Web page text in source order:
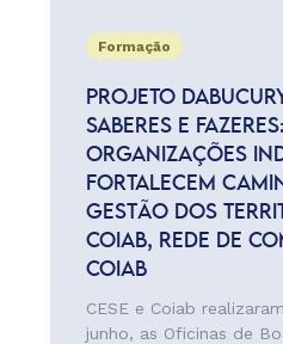
Formação
PROJETO
SABERES E FAZERES:
ORGANIZAÇÕES
FORTALECEM
GESTÃO DOS
COIAB, REDE DE
COIAB
CESE e Coiab
junho, as Oficinas de